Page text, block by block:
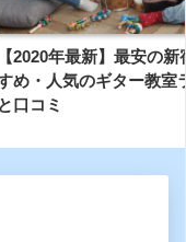
【2020年最新】最安の
め・人気のギター教室
と口コミ